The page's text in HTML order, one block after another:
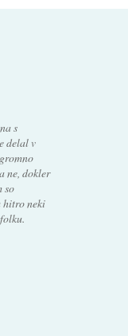
s
delal v
ne, dokler
so
hitro neki